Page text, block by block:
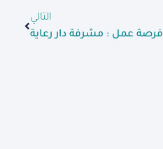
التالي
فرصة عمل : مشرفة دار رعاية